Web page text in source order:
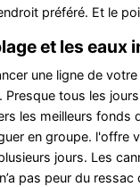
préféré. Et le
et les eaux
une ligne de
Presque tous les
les meilleurs fonds
en groupe. l'offre
jours. Les
pas peur du